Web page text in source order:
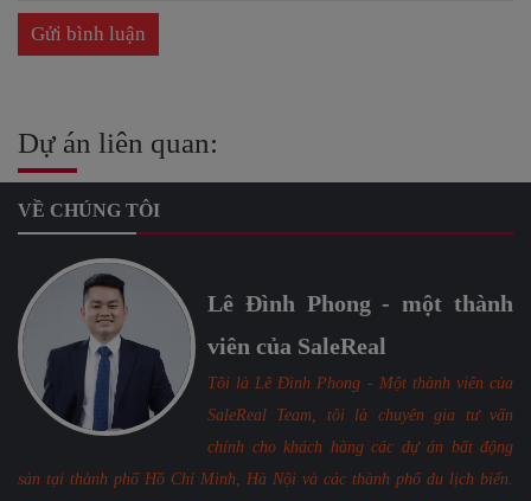
Dự án liên quan:
VỀ CHÚNG TÔI
Lê Đình Phong - một thành
viên của SaleReal
Tôi là Lê Đình Phong - Một thành viên của
SaleReal Team, tôi là chuyên gia tư vấn
chính cho khách hàng các dự án bất động
sản tại thành phố Hồ Chí Minh, Hà Nội và các thành phố du lịch biển.